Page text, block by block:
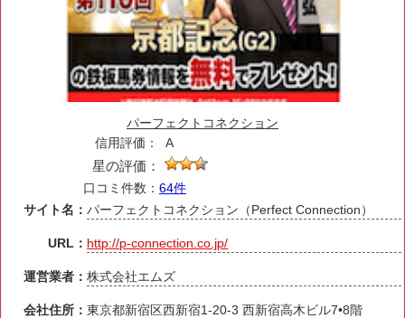
パーフェクトコネクション
信用評価：
A
星の評価：
口コミ件数： 64件
サイト名：パーフェクトコネクション（Perfect Connection）
URL： http://p-connection.co.jp/
運営業者：株式会社エムズ
会社住所：東京都新宿区西新宿1-20-3 西新宿高木ビル7•8階